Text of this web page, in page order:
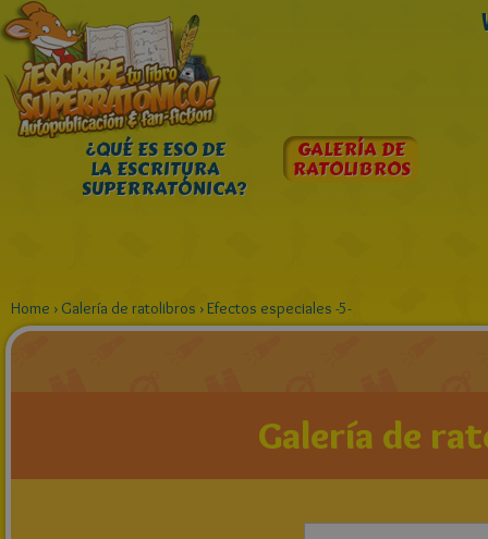
¿QUÉ ES ESO DE
LA ESCRITURA
SUPERRATÓNICA?
GALERÍA DE
RATOLIBROS
Home › Galería de ratolibros ›Efectos especiales -5-
Galería de